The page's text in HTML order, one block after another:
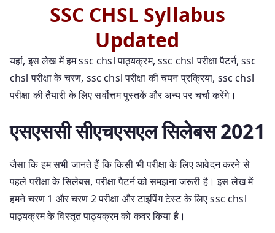
SSC CHSL Syllabus
Updated
यहां, इस लेख में हम ssc chsl पाठ्यक्रम, ssc chsl परीक्षा पैटर्न, ssc
chsl परीक्षा के चरण, ssc chsl परीक्षा की चयन प्रक्रिया, ssc chsl
परीक्षा की तैयारी के लिए सर्वोत्तम पुस्तकें और अन्य पर चर्चा करेंगे।
एसएससी सीएचएसएल सिलेबस 2021
जैसा कि हम सभी जानते हैं कि किसी भी परीक्षा के लिए आवेदन करने से
पहले परीक्षा के सिलेबस, परीक्षा पैटर्न को समझना जरूरी है। इस लेख में
हमने चरण 1 और चरण 2 परीक्षा और टाइपिंग टेस्ट के लिए ssc chsl
पाठ्यक्रम के विस्तृत पाठ्यक्रम को कवर किया है।